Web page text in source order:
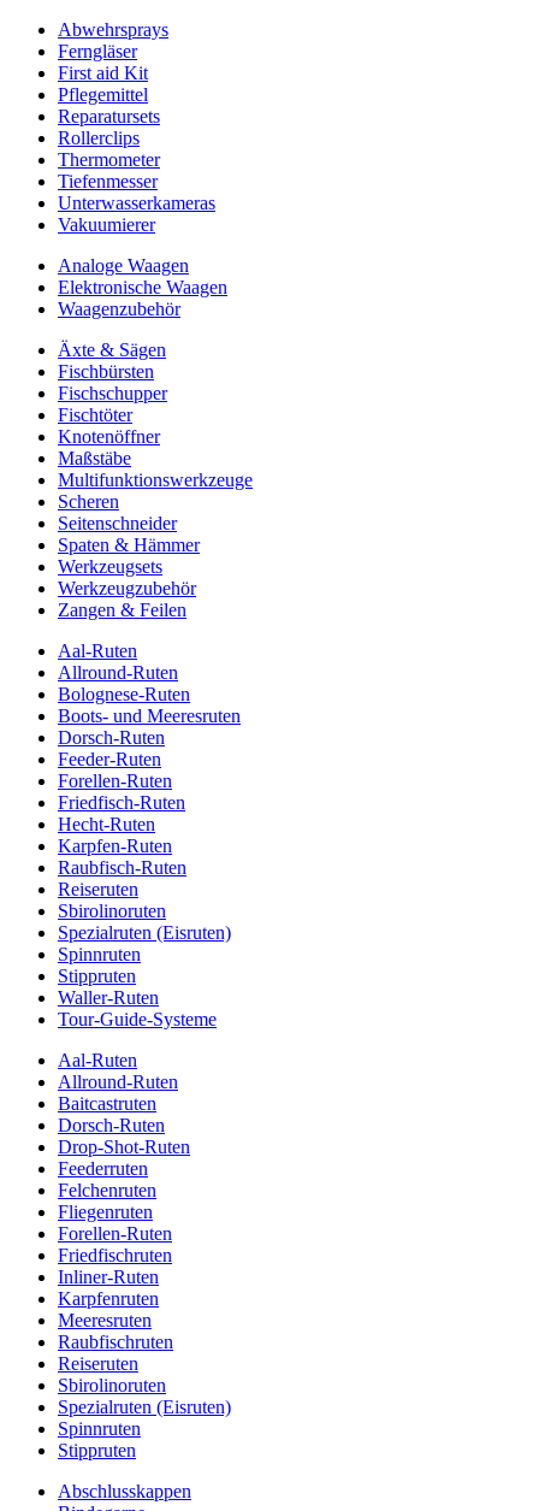
Abwehrsprays
Ferngläser
First aid Kit
Pflegemittel
Reparatursets
Rollerclips
Thermometer
Tiefenmesser
Unterwasserkameras
Vakuumierer
Analoge Waagen
Elektronische Waagen
Waagenzubehör
Äxte & Sägen
Fischbürsten
Fischschupper
Fischtöter
Knotenöffner
Maßstäbe
Multifunktionswerkzeuge
Scheren
Seitenschneider
Spaten & Hämmer
Werkzeugsets
Werkzeugzubehör
Zangen & Feilen
Aal-Ruten
Allround-Ruten
Bolognese-Ruten
Boots- und Meeresruten
Dorsch-Ruten
Feeder-Ruten
Forellen-Ruten
Friedfisch-Ruten
Hecht-Ruten
Karpfen-Ruten
Raubfisch-Ruten
Reiseruten
Sbirolinoruten
Spezialruten (Eisruten)
Spinnruten
Stippruten
Waller-Ruten
Tour-Guide-Systeme
Aal-Ruten
Allround-Ruten
Baitcastruten
Dorsch-Ruten
Drop-Shot-Ruten
Feederruten
Felchenruten
Fliegenruten
Forellen-Ruten
Friedfischruten
Inliner-Ruten
Karpfenruten
Meeresruten
Raubfischruten
Reiseruten
Sbirolinoruten
Spezialruten (Eisruten)
Spinnruten
Stippruten
Abschlusskappen